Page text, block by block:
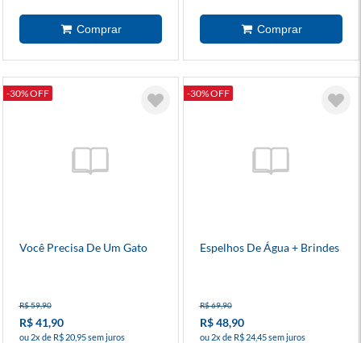
-30% OFF
Você Precisa De Um Gato
R$ 59,90
R$ 41,90
ou 2x de R$ 20,95 sem juros
-30% OFF
Espelhos De Água + Brindes
R$ 69,90
R$ 48,90
ou 2x de R$ 24,45 sem juros